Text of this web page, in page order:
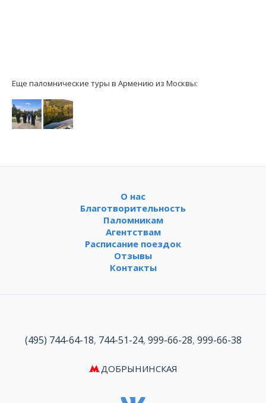
Еще паломнические туры в Армению из Москвы:
О нас
Благотворительность
Паломникам
Агентствам
Расписание поездок
Отзывы
Контакты
(495) 744-64-18, 744-51-24, 999-66-28, 999-66-38
ДОБРЫНИНСКАЯ